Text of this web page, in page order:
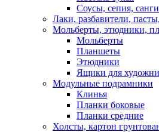
Соусы, сепия,
Лаки, разбавители,
Мольберты, этюдники,
Мольберты
Планшеты
Этюдники
Ящики для
Модульные подрамники
Клинья
Планки боковые
Планки средние
Холсты, картон